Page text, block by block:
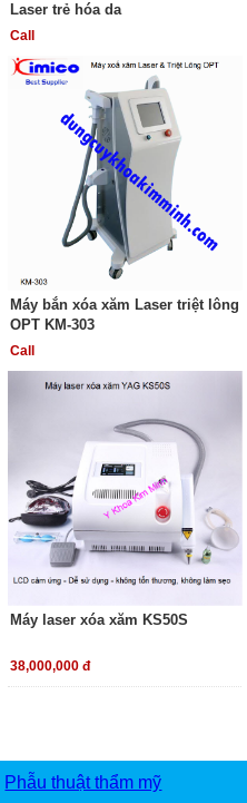
Laser trẻ hóa da
Call
Máy bắn xóa xăm Laser triệt lông
OPT KM-303
Call
Máy laser xóa xăm KS50S
38,000,000 đ
Phẫu thuật thẩm mỹ